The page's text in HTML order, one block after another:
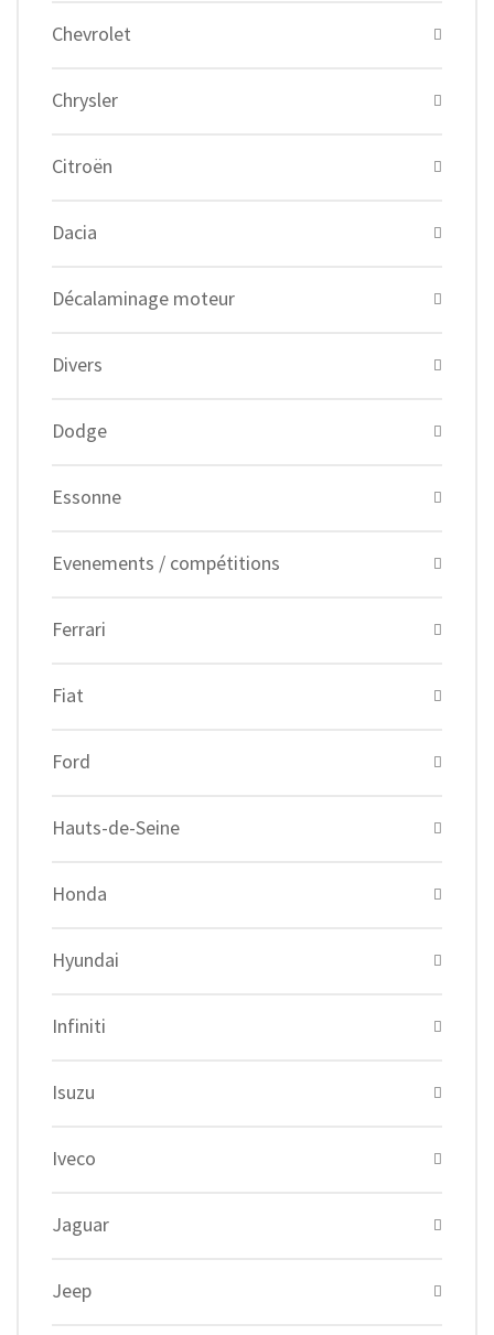
Chevrolet
Chrysler
Citroën
Dacia
Décalaminage moteur
Divers
Dodge
Essonne
Evenements / compétitions
Ferrari
Fiat
Ford
Hauts-de-Seine
Honda
Hyundai
Infiniti
Isuzu
Iveco
Jaguar
Jeep